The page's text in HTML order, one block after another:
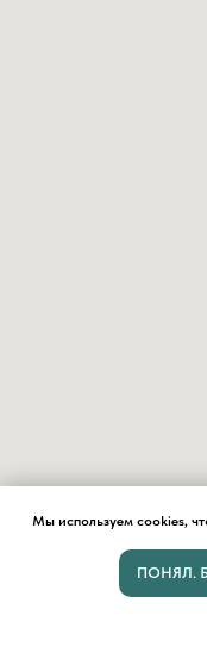
Мы используем cookies,
ПОНЯЛ.